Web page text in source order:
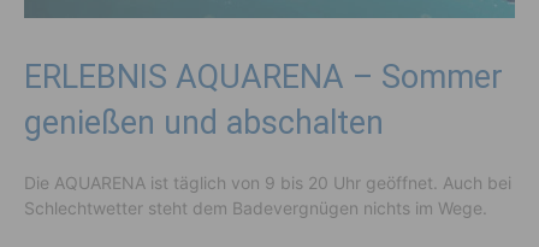
ERLEBNIS AQUARENA – Sommer
genießen und abschalten
Die AQUARENA ist täglich von 9 bis 20 Uhr geöffnet. Auch bei
Schlechtwetter steht dem Badevergnügen nichts im Wege.